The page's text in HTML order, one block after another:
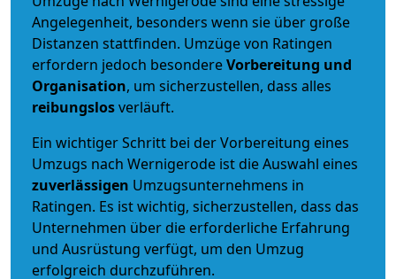
Angelegenheit, besonders wenn sie über große
Distanzen stattfinden. Umzüge von Ratingen
erfordern jedoch besondereVorbereitung und
Organisation, um sicherzustellen, dass alles
reibungslosverläuft.
Ein wichtiger Schritt bei der Vorbereitung eines
Umzugs nach Wernigerode ist die Auswahl eines
zuverlässigen Umzugsunternehmens in
Ratingen. Es ist wichtig, sicherzustellen, dass das
Unternehmen über die erforderliche Erfahrung
und Ausrüstung verfügt, um den Umzug
erfolgreich durchzuführen.